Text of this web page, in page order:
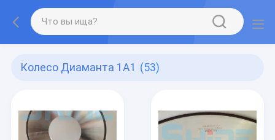
Колесо Диаманта 1A1 (53)